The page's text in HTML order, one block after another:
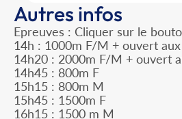
Autres infos
Epreuves : Cliquer sur le
14h : 1000m F/M + ouvert
14h20 : 2000m F/M + ouvert
14h45 : 800m F
15h15 : 800m M
15h45 : 1500m F
16h15 : 1500 m M